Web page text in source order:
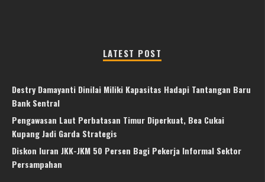
LATEST POST
Destry Damayanti Dinilai Miliki Kapasitas Hadapi Tantangan Baru
Bank Sentral
Pengawasan Laut Perbatasan Timur Diperkuat, Bea Cukai
Kupang Jadi Garda Strategis
Diskon Iuran JKK-JKM 50 Persen Bagi Pekerja Informal Sektor
Persampahan